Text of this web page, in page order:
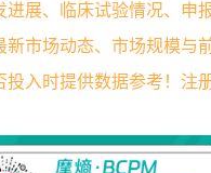
展、临床试验情况、申
新市场动态、市场规模与
投入时提供数据参考！注